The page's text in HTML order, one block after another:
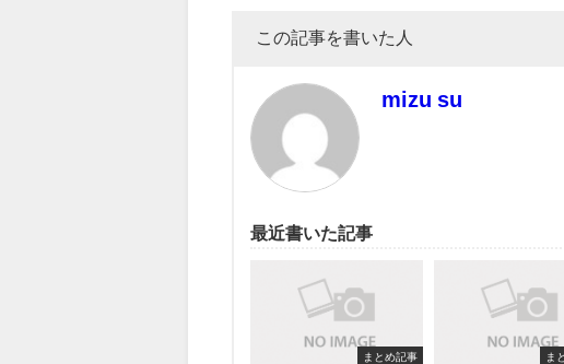
この記事を書いた人
mizu su
最近書いた記事
まとめ記事 ま